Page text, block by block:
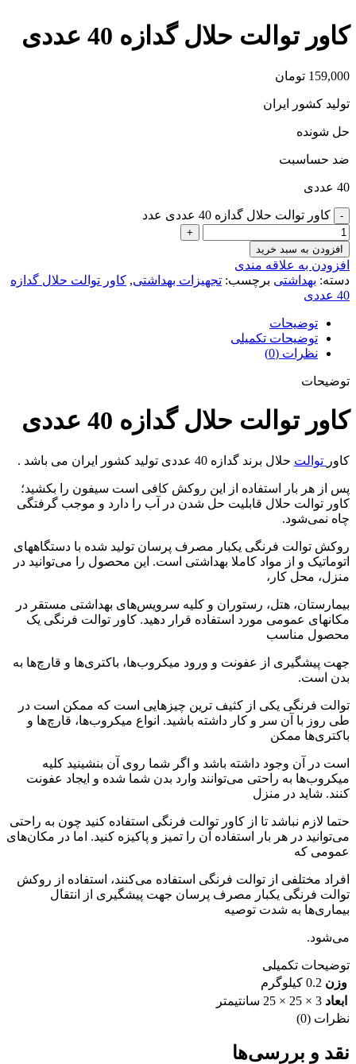
کاور توالت حلال گدازه 40 عددی
159,000 تومان
تولید کشور ایران
حل شونده
ضد حساسبت
40 عددی
کاور توالت حلال گدازه 40 عددی عدد
افزودن به سبد خرید
افزودن به علاقه مندی
دسته: بهداشتی برچسب: تجهیزات بهداشتی, کاور توالت حلال گدازه
40 عددی
توضیحات
توضیحات تکمیلی
نظرات (0)
توضیحات
کاور توالت حلال گدازه 40 عددی
کاور توالت حلال برند گدازه 40 عددی تولید کشور ایران می باشد .
پس از هر بار استفاده از این روکش کافی است سیفون را بکشید؛
کاور توالت حلال قابلیت حل شدن در آب را دارد و موجب گرفتگی
چاه نمی‌شود.
روکش توالت فرنگی یکبار مصرف پرسان تولید شده با دستگاه‎های
اتوماتیک و از مواد کاملا بهداشتی است. این محصول را می‌توانید در
منزل، محل کار،
بیمارستان، هتل، رستوران و کلیه سرویس‌های بهداشتی مستقر در
مکان‎های عمومی مورد استفاده قرار دهید. کاور توالت فرنگی یک
محصول مناسب
جهت پیشگیری از عفونت و ورود میکروب‌ها، باکتری‌ها و قارچ‌ها به
بدن است.
توالت فرنگی یکی از کثیف ترین چیزهایی است که ممکن است در
طی روز با آن سر و کار داشته باشید. انواع میکروب‌ها، قارچ‌ها و
باکتری‌ها ممکن
است در آن وجود داشته باشد و اگر شما روی آن بنشینید کلیه
میکروب‌ها به راحتی می‌توانند وارد بدن شما شده و ایجاد عفونت
کنند. شاید در منزل
حتما لازم نباشد تا از کاور توالت فرنگی استفاده کنید چون به راحتی
می‌توانید در هر بار استفاده آن را تمیز و پاکیزه کنید. اما در مکان‌های
عمومی که
افراد مختلفی از توالت فرنگی استفاده می‌کنند، استفاده از روکش
توالت فرنگی یکبار مصرف پرسان جهت پیشگیری از انتقال
بیماری‌ها به شدت توصیه
می‌شود.
توضیحات تکمیلی
وزن 0.2 کیلوگرم
ابعاد 3 × 25 × 25 سانتیمتر
نظرات (0)
نقد و بررسی‌ها